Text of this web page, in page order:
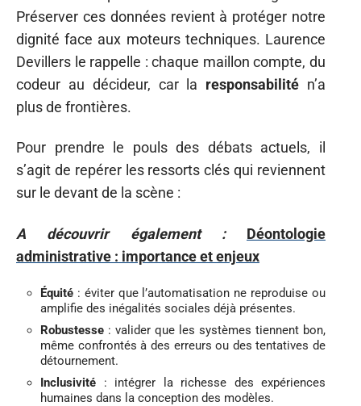
Préserver ces données revient à protéger notre
dignité face aux moteurs techniques. Laurence
Devillers le rappelle : chaque maillon compte, du
codeur au décideur, car la responsabilité n’a
plus de frontières.
Pour prendre le pouls des débats actuels, il
s’agit de repérer les ressorts clés qui reviennent
sur le devant de la scène :
A découvrir également :
Déontologie
administrative : importance et enjeux
Équité : éviter que l’automatisation ne reproduise ou
amplifie des inégalités sociales déjà présentes.
Robustesse : valider que les systèmes tiennent bon,
même confrontés à des erreurs ou des tentatives de
détournement.
Inclusivité : intégrer la richesse des expériences
humaines dans la conception des modèles.